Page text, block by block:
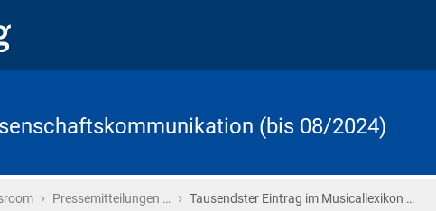
(bis 08/2024)
› Pressemitteilungen … › Tausendster Eintrag im Musicallexikon …